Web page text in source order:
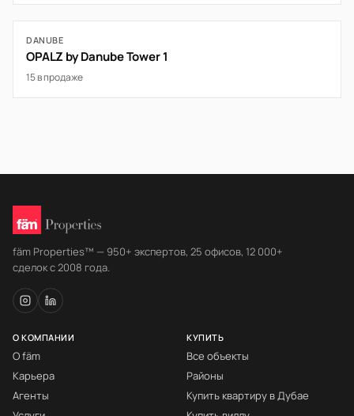
DANUBE
OPALZ by Danube Tower 1
15 в продаже
fäm Properties™ — 950+ экспертов, 25 офисов, 12 000+
сделок с 2008 года.
О КОМПАНИИ
О fäm
Карьера
Агенты
КУПИТЬ
Все объекты
Районы
Купить квартиру в Дубае